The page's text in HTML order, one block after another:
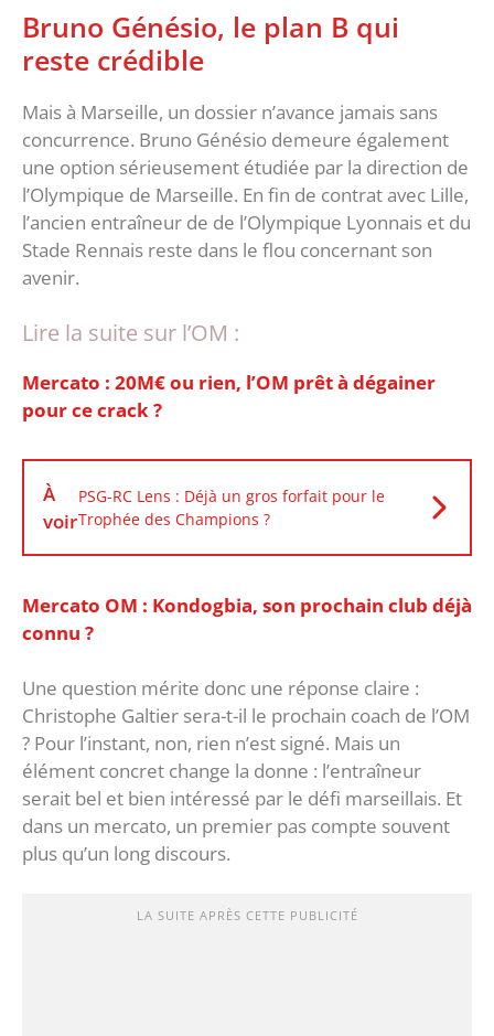
‎Bruno Génésio, le plan B qui
reste crédible
‎Mais à Marseille, un dossier n’avance jamais sans
concurrence. Bruno Génésio demeure également
une option sérieusement étudiée par la direction de
l’Olympique de Marseille. En fin de contrat avec Lille,
l’ancien entraîneur de de l’Olympique Lyonnais et du
Stade Rennais reste dans le flou concernant son
avenir.
Lire la suite sur l’OM :
Mercato : 20M€ ou rien, l’OM prêt à dégainer
pour ce crack ?
À
voir
PSG-RC Lens : Déjà un gros forfait pour le
Trophée des Champions ?
Mercato OM : Kondogbia, son prochain club déjà
connu ?
‎Une question mérite donc une réponse claire :
Christophe Galtier sera-t-il le prochain coach de l’OM
? Pour l’instant, non, rien n’est signé. Mais un
élément concret change la donne : l’entraîneur
serait bel et bien intéressé par le défi marseillais. Et
dans un mercato, un premier pas compte souvent
plus qu’un long discours.
LA SUITE APRÈS CETTE PUBLICITÉ